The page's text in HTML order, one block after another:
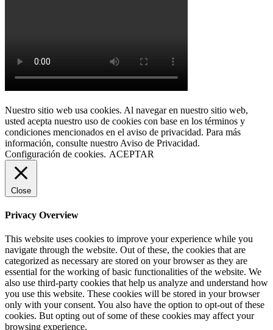
Nuestro sitio web usa cookies. Al navegar en nuestro sitio web,
usted acepta nuestro uso de cookies con base en los términos y
condiciones mencionados en el aviso de privacidad. Para más
información, consulte nuestro Aviso de Privacidad.
Configuración de cookies. ACEPTAR
Close
Privacy Overview
This website uses cookies to improve your experience while you
navigate through the website. Out of these, the cookies that are
categorized as necessary are stored on your browser as they are
essential for the working of basic functionalities of the website. We
also use third-party cookies that help us analyze and understand how
you use this website. These cookies will be stored in your browser
only with your consent. You also have the option to opt-out of these
cookies. But opting out of some of these cookies may affect your
browsing experience.